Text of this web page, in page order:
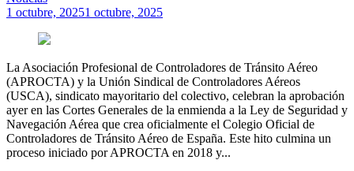
1 octubre, 20251 octubre, 2025
La Asociación Profesional de Controladores de Tránsito Aéreo
(APROCTA) y la Unión Sindical de Controladores Aéreos
(USCA), sindicato mayoritario del colectivo, celebran la aprobación
ayer en las Cortes Generales de la enmienda a la Ley de Seguridad y
Navegación Aérea que crea oficialmente el Colegio Oficial de
Controladores de Tránsito Aéreo de España. Este hito culmina un
proceso iniciado por APROCTA en 2018 y...